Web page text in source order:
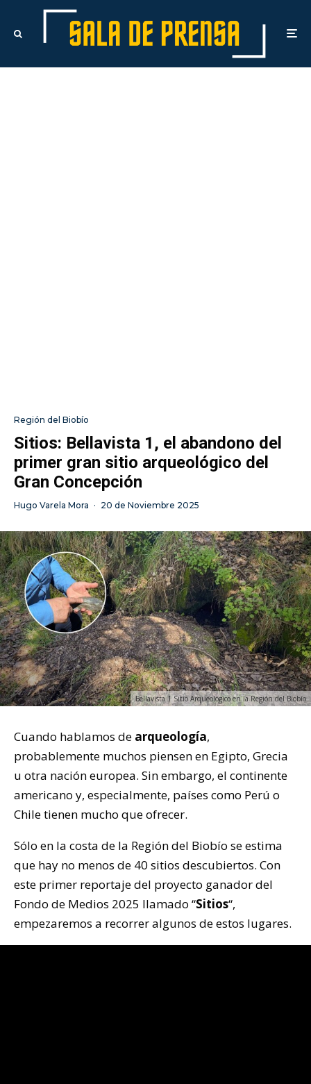
Región del Biobío
Sitios: Bellavista 1, el abandono del
primer gran sitio arqueológico del
Gran Concepción
Hugo Varela Mora · 20 de Noviembre 2025
Bellavista 1 Sitio Arqueológico en la Región del Biobío
Cuando hablamos de arqueología,
probablemente muchos piensen en Egipto, Grecia
u otra nación europea. Sin embargo, el continente
americano y, especialmente, países como Perú o
Chile tienen mucho que ofrecer.
Sólo en la costa de la Región del Biobío se estima
que hay no menos de 40 sitios descubiertos. Con
este primer reportaje del proyecto ganador del
Fondo de Medios 2025 llamado “Sitios“,
empezaremos a recorrer algunos de estos lugares.